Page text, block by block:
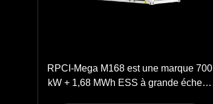
RPCI-Mega M168 est une marque 700
kW + 1,68 MWh ESS à grande échelle